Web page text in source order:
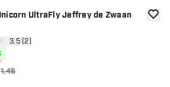
UltraFly Jeffrey de Zwaan
abrir panel de reseñas
de puntuación
3.5 (2)
1,45